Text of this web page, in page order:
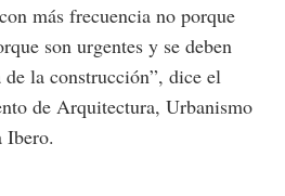
más frecuencia no porque
son urgentes y se deben
la construcción”, dice el
de Arquitectura, Urbanismo
Ibero.